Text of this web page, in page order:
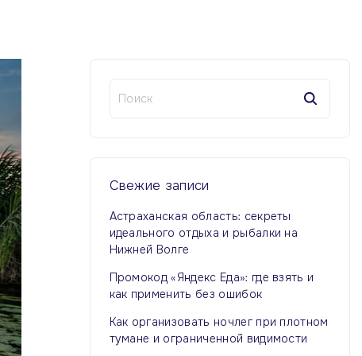
т
и
Свежие записи
Астраханская область: секреты
идеального отдыха и рыбалки на
Нижней Волге
Промокод «Яндекс Еда»: где взять и
как применить без ошибок
Как организовать ночлег при плотном
тумане и ограниченной видимости